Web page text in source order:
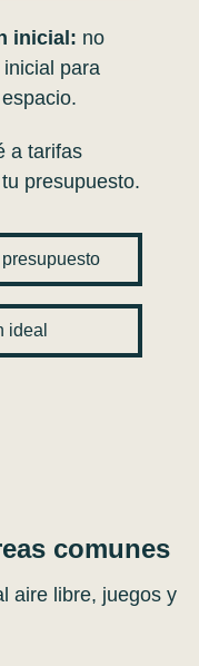
inicial: no
para
a tarifas
presupuesto.
ideal
comunes
aire libre, juegos y